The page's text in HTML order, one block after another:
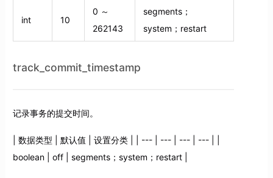
int 10
0 ～
262143
segments；
system；restart
track_commit_timestamp
记录事务的提交时间。
| 数据类型 | 默认值 | 设置分类 | | --- | --- | --- | --- | |
boolean | off | segments；system；restart |